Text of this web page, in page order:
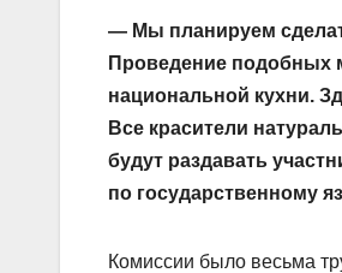
— Мы планируем
Проведение подобных
национальной кухни.
Все красители
будут раздавать
по государственному
Комиссии было весьма